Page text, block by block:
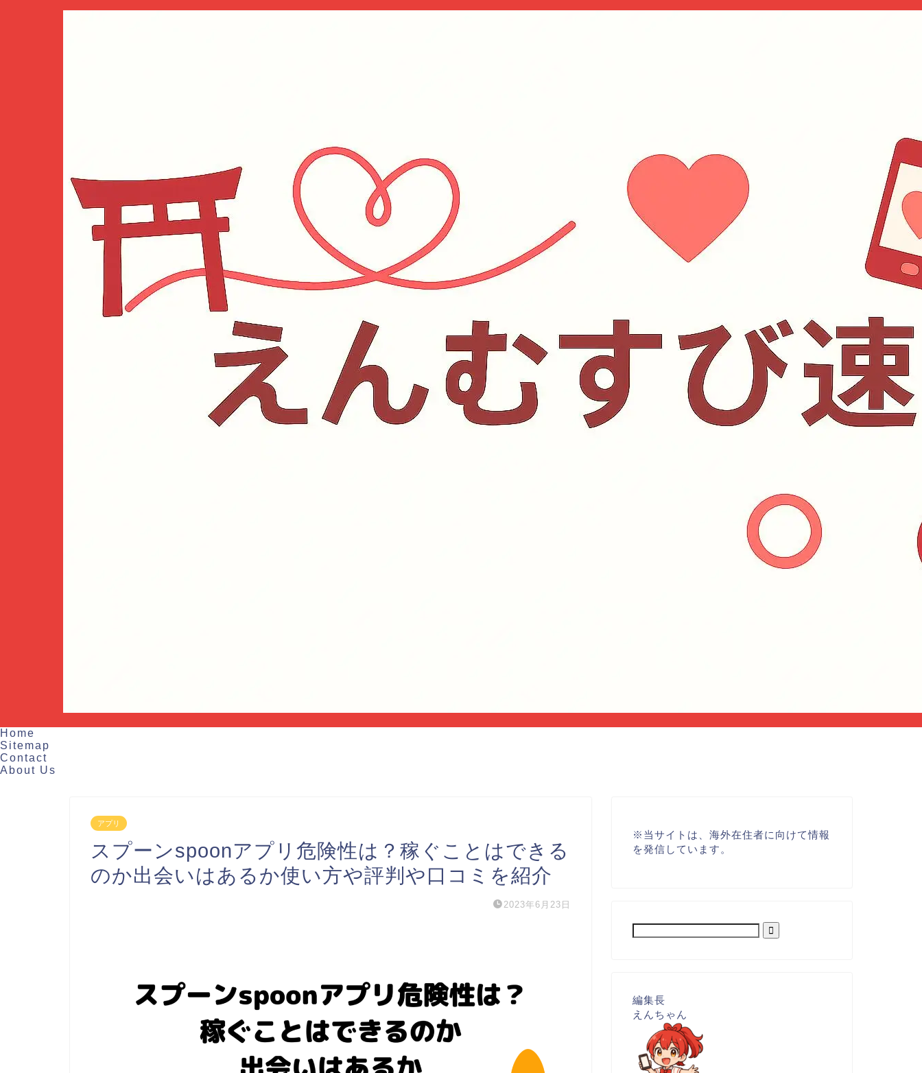
Home
Sitemap
Contact
About Us
アプリ
スプーンspoonアプリ危険性は？稼ぐことはできる
のか出会いはあるか使い方や評判や口コミを紹介
2023年6月23日
※ 当サイトは、海外在住者に向けて情報
を発信しています。
編集長
えんちゃん